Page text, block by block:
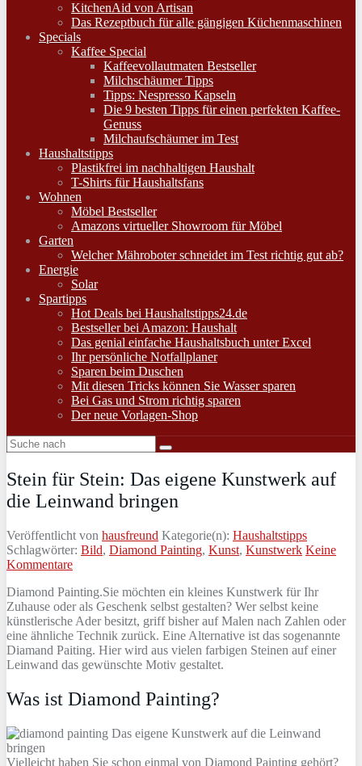
KitchenAid von Artisan
Das Rezeptbuch für alle gängigen Küchenmaschinen
Specials
Kaffee Special
Kaffeevollautmaten Bestseller
Milchschäumer Tipps
Tipps: Nespresso Kapseln
Die 9 besten Tipps für einen perfekten Kaffee-
Genuss
Milchaufschäumer im Test
Haushaltstipps
Plastikfrei im nachhaltigen Haushalt
T-Shirts für Haushaltsfans
Wohnen
Möbel Bestseller
Amazons virtueller Showroom für Möbel
Garten
Welcher Mähroboter schneidet im Test richtig gut ab?
Energie
Solar
Spartipps
Hot Deals bei Haushaltstipps24.de
Bestseller bei Amazon: Haushalt
Das genial einfache Haushaltsbuch unter Excel
Ihr persönliche Notfallplaner
Sparen beim Duschen
Mit diesen Tricks können Sie Wasser sparen
Bei Gas und Strom richtig sparen
Der neue Vorlagen-Shop
Stein für Stein: Das eigene Kunstwerk auf
die Leinwand bringen
Veröffentlicht von hausfreund Kategorie(n): Haushaltstipps
Schlagwörter: Bild, Diamond Painting, Kunst, Kunstwerk Keine
Kommentare
Diamond Painting.Sie möchten ein kleines Kunstwerk für Ihr
Zuhause oder als Geschenk selbst gestalten? Wer selbst keine
künstlerische Ader besitzt, griff bisher auf Malen nach Zahlen oder
eine ähnliche Technik zurück. Eine Alternative ist das sogenannte
Diamand Paiting. Hier wird aus vielen farbigen Steinen auf einer
Leinwand das gewünschte Motiv gestaltet.
Was ist Diamond Painting?
Vielleicht haben Sie schon einmal von Diamond Painting gehört?